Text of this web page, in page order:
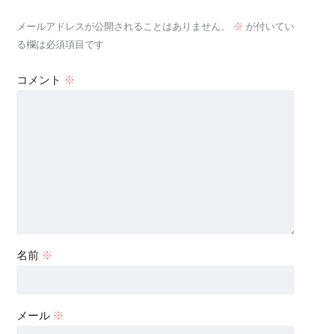
メールアドレスが公開されることはありません。 ※ が付いてい
る欄は必須項目です
コメント ※
名前 ※
メール ※